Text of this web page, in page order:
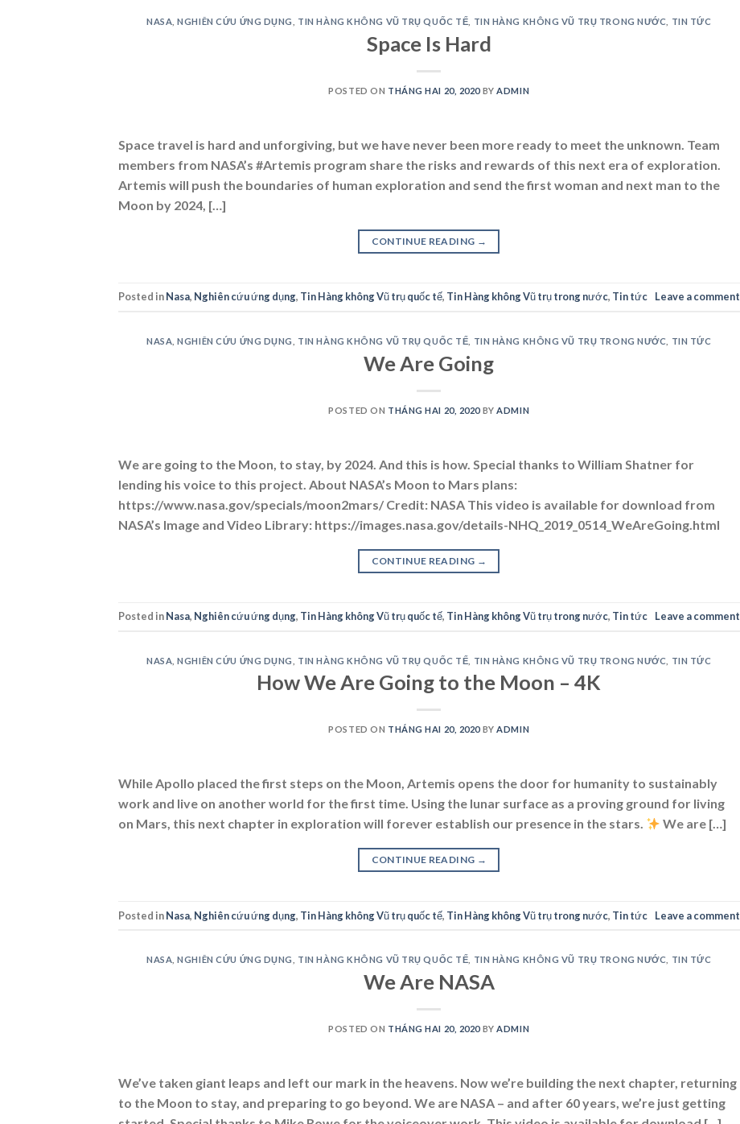
NASA ,NGHIÊN CỨU ỨNG DỤNG TIN HÀNG KHÔNG VŨ TRỤ QUỐC TẾ TIN HÀNG KHÔNG VŨ TRỤ TRONG NƯỚC TIN TỨC
Space Is Hard
POSTED ON THÁNG HAI 20, 2020 BYADMIN
Space travel is hard and unforgiving, but we have never been more ready to meet the unknown. Team
members from NASA’s #Artemis program share the risks and rewards of this next era of exploration.
Artemis will push the boundaries of human exploration and send the first woman and next man to the
Moon by 2024, […]
CONTINUE READING →
Posted inNasa, Nghiên cứu ứng dụng, Tin Hàng không Vũ trụ quốc tế, Tin Hàng không Vũ trụ trong nước, Tin tức Leave a comment
NASA ,NGHIÊN CỨU ỨNG DỤNG TIN HÀNG KHÔNG VŨ TRỤ QUỐC TẾ TIN HÀNG KHÔNG VŨ TRỤ TRONG NƯỚC TIN TỨC
We Are Going
POSTED ON THÁNG HAI 20, 2020 BYADMIN
We are going to the Moon, to stay, by 2024. And this is how. Special thanks to William Shatner for
lending his voice to this project. About NASA’s Moon to Mars plans:
https://www.nasa.gov/specials/moon2mars/ Credit: NASA This video is available for download from
NASA’s Image and Video Library: https://images.nasa.gov/details-NHQ_2019_0514_WeAreGoing.html
CONTINUE READING →
Posted inNasa, Nghiên cứu ứng dụng, Tin Hàng không Vũ trụ quốc tế, Tin Hàng không Vũ trụ trong nước, Tin tức Leave a comment
NASA ,NGHIÊN CỨU ỨNG DỤNG TIN HÀNG KHÔNG VŨ TRỤ QUỐC TẾ TIN HÀNG KHÔNG VŨ TRỤ TRONG NƯỚC TIN TỨC
How We Are Going to the Moon – 4K
POSTED ON THÁNG HAI 20, 2020 BYADMIN
While Apollo placed the first steps on the Moon, Artemis opens the door for humanity to sustainably
work and live on another world for the first time. Using the lunar surface as a proving ground for living
on Mars, this next chapter in exploration will forever establish our presence in the stars.
We are […]
CONTINUE READING →
Posted inNasa, Nghiên cứu ứng dụng, Tin Hàng không Vũ trụ quốc tế, Tin Hàng không Vũ trụ trong nước, Tin tức Leave a comment
NASA ,NGHIÊN CỨU ỨNG DỤNG TIN HÀNG KHÔNG VŨ TRỤ QUỐC TẾ TIN HÀNG KHÔNG VŨ TRỤ TRONG NƯỚC TIN TỨC
We Are NASA
POSTED ON THÁNG HAI 20, 2020 BYADMIN
We’ve taken giant leaps and left our mark in the heavens. Now we’re building the next chapter, returning
to the Moon to stay, and preparing to go beyond. We are NASA – and after 60 years, we’re just getting